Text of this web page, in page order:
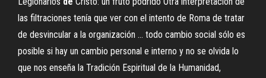
las filtraciones tenía que ver con el intento de Roma de tratar
de desvincular a la organización ... todo cambio social sólo es
posible si hay un cambio personal e interno y no se olvida lo
que nos enseña la Tradición Espiritual de la Humanidad,